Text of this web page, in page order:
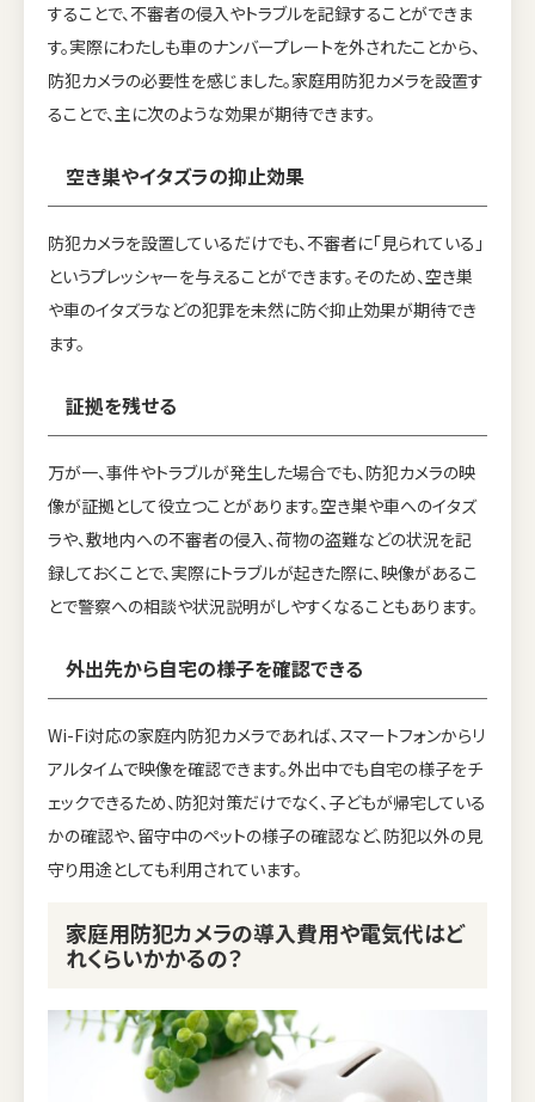
することで、不審者の侵入やトラブルを記録することができま
す。実際にわたしも車のナンバープレートを外されたことから、
防犯カメラの必要性を感じました。家庭用防犯カメラを設置す
ることで、主に次のような効果が期待できます。
空き巣やイタズラの抑止効果
防犯カメラを設置しているだけでも、不審者に「見られている」
というプレッシャーを与えることができます。そのため、空き巣
や車のイタズラなどの犯罪を未然に防ぐ抑止効果が期待でき
ます。
証拠を残せる
万が一、事件やトラブルが発生した場合でも、防犯カメラの映
像が証拠として役立つことがあります。空き巣や車へのイタズ
ラや、敷地内への不審者の侵入、荷物の盗難などの状況を記
録しておくことで、実際にトラブルが起きた際に、映像があるこ
とで警察への相談や状況説明がしやすくなることもあります。
外出先から自宅の様子を確認できる
Wi-Fi対応の家庭内防犯カメラであれば、スマートフォンからリ
アルタイムで映像を確認できます。外出中でも自宅の様子をチ
ェックできるため、防犯対策だけでなく、子どもが帰宅している
かの確認や、留守中のペットの様子の確認など、防犯以外の見
守り用途としても利用されています。
家庭用防犯カメラの導入費用や電気代はど
れくらいかかるの？